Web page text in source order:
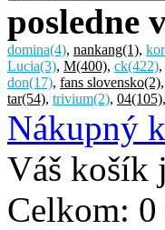
posledne
domina(4), nankang(1), kor
Lucia(3), M(400), ck(422),
don(17), fans slovensko(2),
tar(54), trivium(2), 04(105),
Nákupný
Váš košík
Celkom: 0